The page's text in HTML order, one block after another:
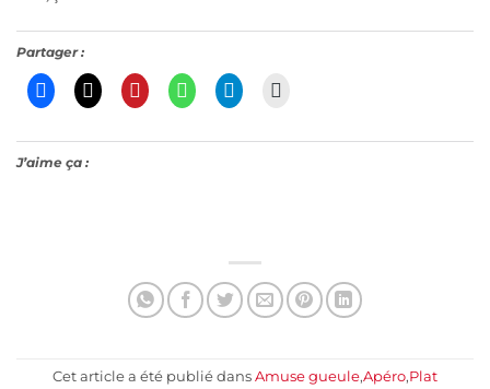
Partager :
J’aime ça :
Cet article a été publié dans Amuse gueule,Apéro,Plat